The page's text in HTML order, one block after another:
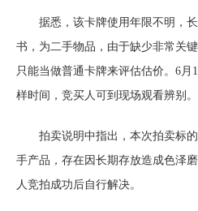
据悉，该卡牌使用年限不明，长
书，为二手物品，由于缺少非常关
只能当做普通卡牌来评估估价。6月
样时间，竞买人可到现场观看辨别。
拍卖说明中指出，本次拍卖标的
手产品，存在因长期存放造成色泽
人竞拍成功后自行解决。